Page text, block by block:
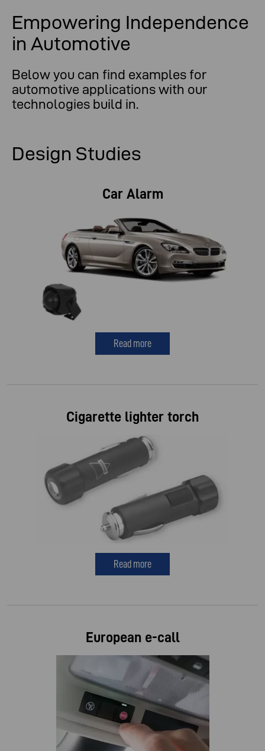
Empowering Independence
in Automotive
Below you can find examples for
automotive applications with our
technologies build in.
Design Studies
Car Alarm
Read more
Cigarette lighter torch
Read more
European e-call